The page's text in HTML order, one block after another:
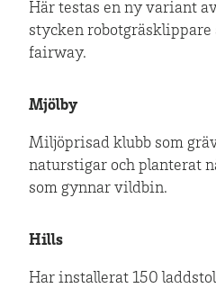
Här testas en ny variant
stycken
fairway.
Mjölby
Miljöprisad klubb som
naturstigar och planterat
som gynnar vildbin.
Hills
Har installerat 150